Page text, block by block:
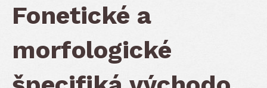
Fonetické a
morfologické